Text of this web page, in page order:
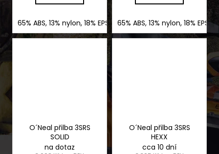
65% ABS, 13% nylon, 18% EPS, 4% nerez ocel65% ABS, 13% nylon, 18% EPS,
O´Neal přilba 3SRS
SOLID
na dotaz
O´Neal přilba 3SRS
HEXX
cca 10 dní